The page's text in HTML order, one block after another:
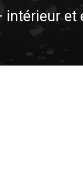
intérieur